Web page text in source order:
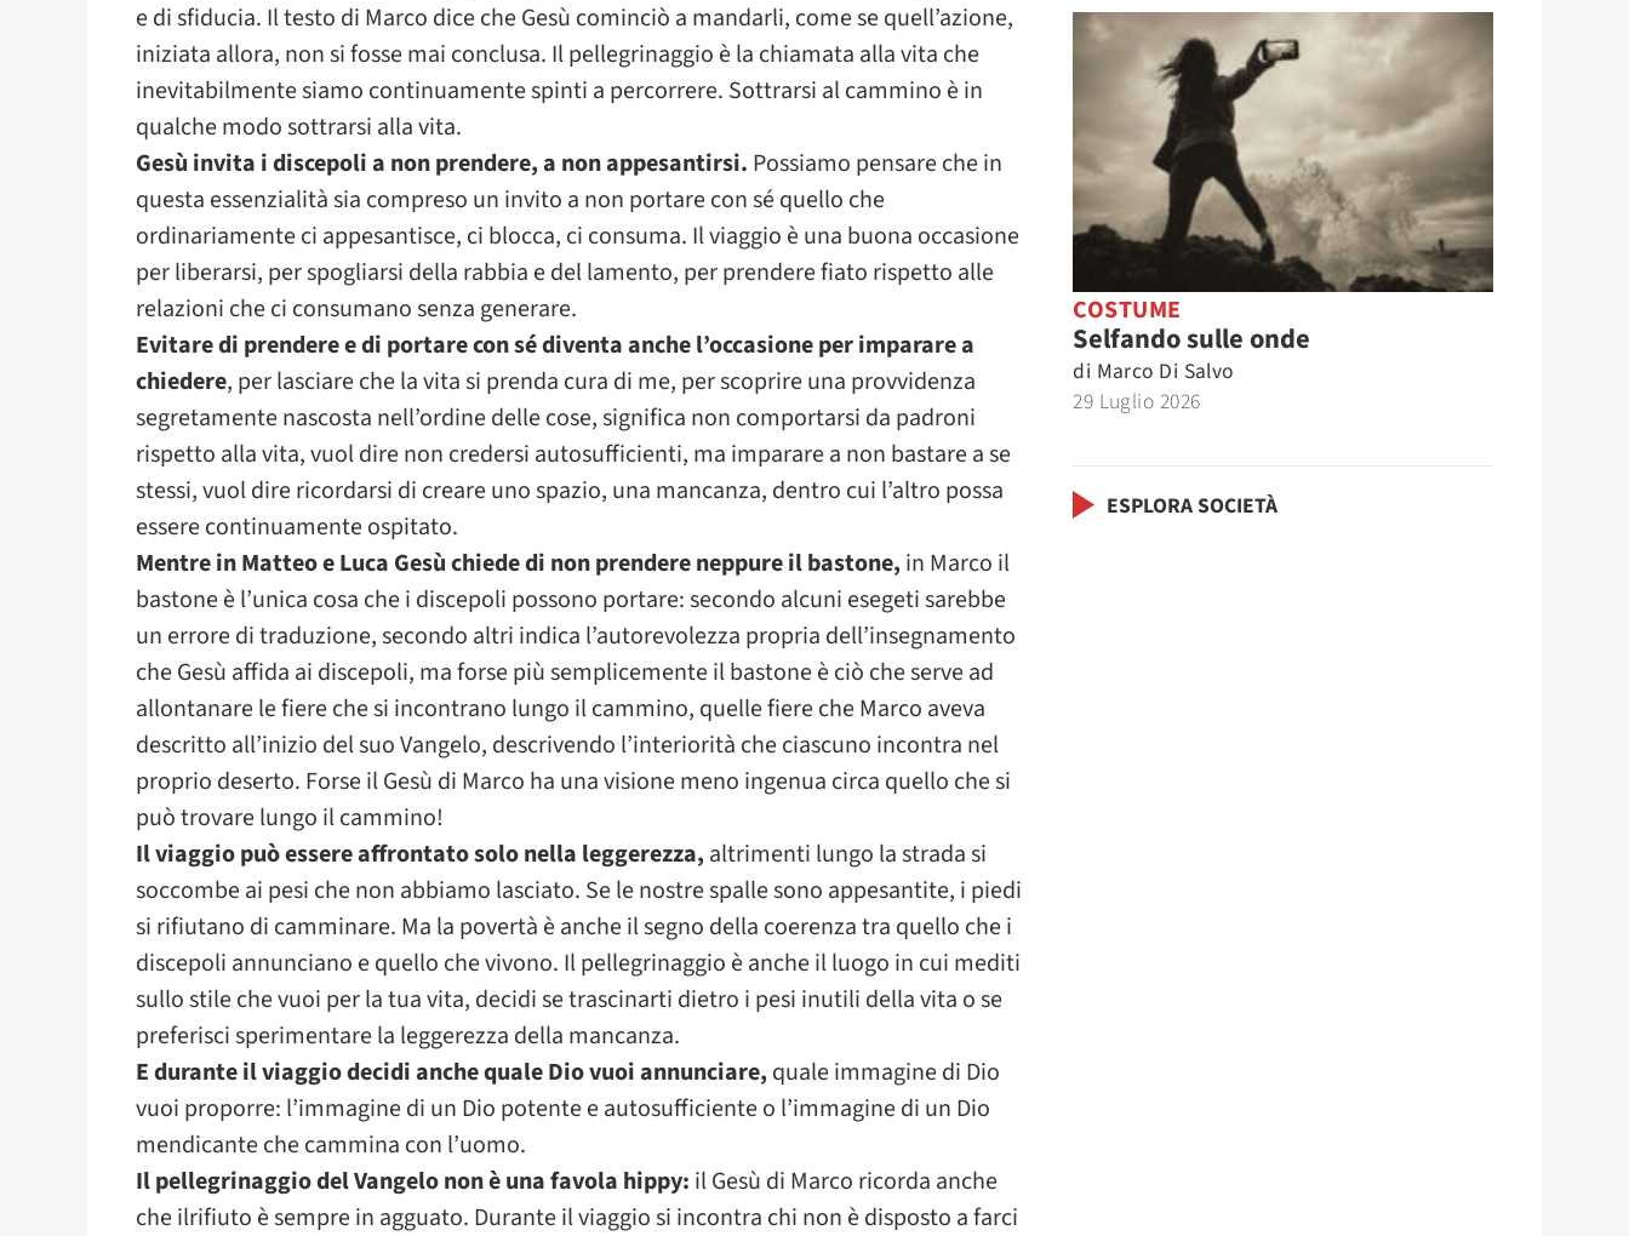
e di sfiducia. Il testo di Marco dice che Gesù cominciò a mandarli, come se quell’azione,
iniziata allora, non si fosse mai conclusa. Il pellegrinaggio è la chiamata alla vita che
inevitabilmente siamo continuamente spinti a percorrere. Sottrarsi al cammino è in
qualche modo sottrarsi alla vita.
Gesù invita i discepoli a non prendere, a non appesantirsi. Possiamo pensare che in
questa essenzialità sia compreso un invito a non portare con sé quello che
ordinariamente ci appesantisce, ci blocca, ci consuma. Il viaggio è una buona occasione
per liberarsi, per spogliarsi della rabbia e del lamento, per prendere fiato rispetto alle
relazioni che ci consumano senza generare.
Evitare di prendere e di portare con sé diventa anche l’occasione per imparare a
chiedere, per lasciare che la vita si prenda cura di me, per scoprire una provvidenza
segretamente nascosta nell’ordine delle cose, significa non comportarsi da padroni
rispetto alla vita, vuol dire non credersi autosufficienti, ma imparare a non bastare a se
stessi, vuol dire ricordarsi di creare uno spazio, una mancanza, dentro cui l’altro possa
essere continuamente ospitato.
Mentre in Matteo e Luca Gesù chiede di non prendere neppure il bastone, in Marco il
bastone è l’unica cosa che i discepoli possono portare: secondo alcuni esegeti sarebbe
un errore di traduzione, secondo altri indica l’autorevolezza propria dell’insegnamento
che Gesù affida ai discepoli, ma forse più semplicemente il bastone è ciò che serve ad
allontanare le fiere che si incontrano lungo il cammino, quelle fiere che Marco aveva
descritto all’inizio del suo Vangelo, descrivendo l’interiorità che ciascuno incontra nel
proprio deserto. Forse il Gesù di Marco ha una visione meno ingenua circa quello che si
può trovare lungo il cammino!
Il viaggio può essere affrontato solo nella leggerezza, altrimenti lungo la strada si
soccombe ai pesi che non abbiamo lasciato. Se le nostre spalle sono appesantite, i piedi
si rifiutano di camminare. Ma la povertà è anche il segno della coerenza tra quello che i
discepoli annunciano e quello che vivono. Il pellegrinaggio è anche il luogo in cui mediti
sullo stile che vuoi per la tua vita, decidi se trascinarti dietro i pesi inutili della vita o se
preferisci sperimentare la leggerezza della mancanza.
E durante il viaggio decidi anche quale Dio vuoi annunciare, quale immagine di Dio
vuoi proporre: l’immagine di un Dio potente e autosufficiente o l’immagine di un Dio
mendicante che cammina con l’uomo.
Il pellegrinaggio del Vangelo non è una favola hippy: il Gesù di Marco ricorda anche
che ilrifiuto è sempre in agguato. Durante il viaggio si incontra chi non è disposto a farci
COSTUME
Selfando sulle onde
di Marco Di Salvo
29 Luglio 2026
ESPLORA SOCIETÀ